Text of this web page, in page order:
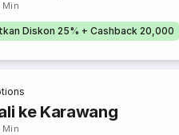
Min
Diskon 25% + Cashback 20,000
ke Karawang
Min